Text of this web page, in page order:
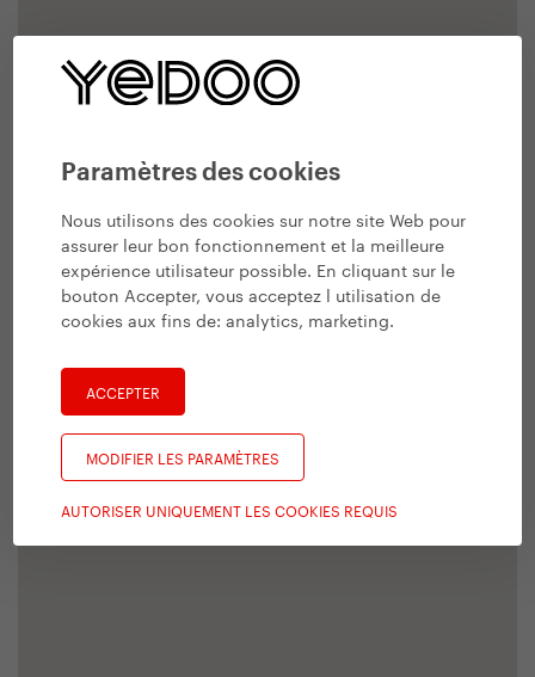
Paramètres des cookies
Nous utilisons des cookies sur notre site Web pour
assurer leur bon fonctionnement et la meilleure
expérience utilisateur possible. En cliquant sur le
bouton Accepter, vous acceptez l utilisation de
cookies aux fins de:analytics, marketing.
ACCEPTER
MODIFIER LES PARAMÈTRES
AUTORISER UNIQUEMENT LES COOKIES REQUIS